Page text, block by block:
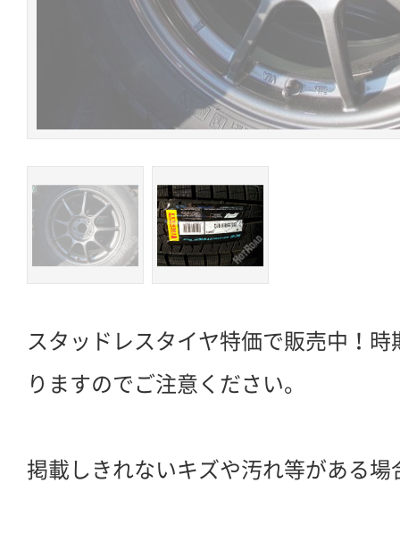
スタッドレスタイヤ特価で販売中！
りますのでご注意ください。
掲載しきれないキズや汚れ等がある場